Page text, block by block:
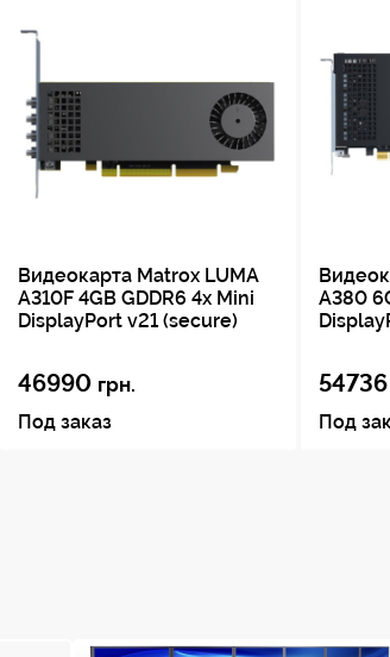
Видеокарта Matrox LUMA
A310F 4GB GDDR6 4x Mini
DisplayPort v21 (secure)
46990 грн.
Под заказ
A380
54736
Под